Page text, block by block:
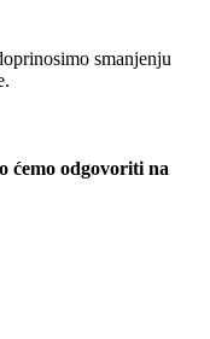
smanjenju
ćemo odgovoriti na